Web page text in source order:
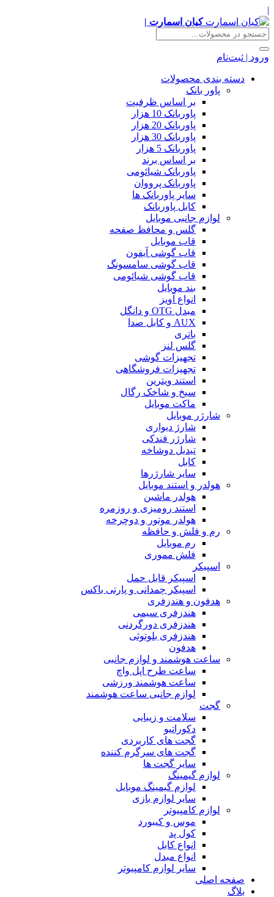
|
کیان اسمارت |
ورود | ثبت‌نام
دسته بندی محصولات
پاور بانک
بر اساس ظرفیت
پاوربانک 10 هزار
پاوربانک 20 هزار
پاوربانک 30 هزار
پاوربانک 5 هزار
بر اساس برند
پاوربانک شیائومی
پاوربانک پرووان
سایر پاوربانک ها
کابل پاوربانک
لوازم جانبی موبایل
گلس و محافظ صفحه
قاب موبایل
قاب گوشی آیفون
قاب گوشی سامسونگ
قاب گوشی شیائومی
بند موبایل
انواع آویز
مبدل OTG و دانگل
AUX و کابل صدا
باتری
گلس لنز
تجهیزات گوشی
تجهیزات فروشگاهی
استند ویترین
سیخ و شاخک رگال
ماکت موبایل
شارژر موبایل
شارژ دیواری
شارژر فندکی
تبدیل دوشاخه
کابل
سایر شارژرها
هولدر و استند موبایل
هولدر ماشین
استند رومیزی و روزمره
هولدر موتور و دوچرخه
رم و فلش و حافظه
رم موبایل
فلش مموری
اسپیکر
اسپیکر قابل حمل
اسپیکر چمدانی و پارتی باکس
هدفون و هندزفری
هندزفری سیمی
هندزفری دورگردنی
هندزفری بلوتوثی
هدفون
ساعت هوشمند و لوازم جانبی
ساعت طرح اپل واچ
ساعت هوشمند ورزشی
لوازم جانبی ساعت هوشمند
گجت
سلامت و زیبایی
دکوراتیو
گجت های کاربردی
گجت های سرگرم کننده
سایر گجت ها
لوازم گیمینگ
لوازم گیمینگ موبایل
سایر لوازم بازی
لوازم کامپیوتر
موس و کیبورد
کول پد
انواع کابل
انواع مبدل
سایر لوازم کامپیوتر
صفحه اصلی
بلاگ